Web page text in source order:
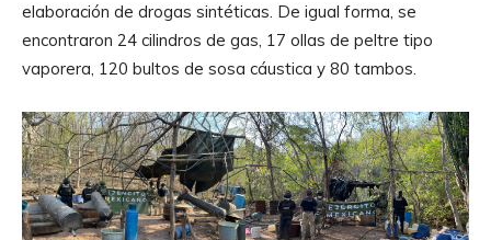
elaboración de drogas sintéticas. De igual forma, se
encontraron 24 cilindros de gas, 17 ollas de peltre tipo
vaporera, 120 bultos de sosa cáustica y 80 tambos.